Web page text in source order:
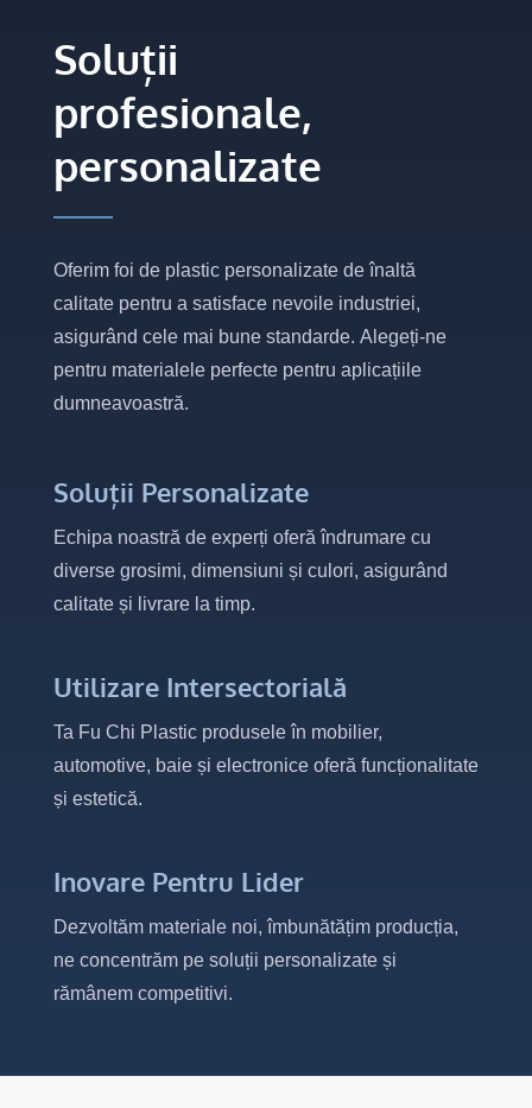
Soluții
profesionale,
personalizate
Oferim foi de plastic personalizate de înaltă
calitate pentru a satisface nevoile industriei,
asigurând cele mai bune standarde. Alegeți-ne
pentru materialele perfecte pentru aplicațiile
dumneavoastră.
Soluții Personalizate
Echipa noastră de experți oferă îndrumare cu
diverse grosimi, dimensiuni și culori, asigurând
calitate și livrare la timp.
Utilizare Intersectorială
Ta Fu Chi Plastic produsele în mobilier,
automotive, baie și electronice oferă funcționalitate
și estetică.
Inovare Pentru Lider
Dezvoltăm materiale noi, îmbunătățim producția,
ne concentrăm pe soluții personalizate și
rămânem competitivi.